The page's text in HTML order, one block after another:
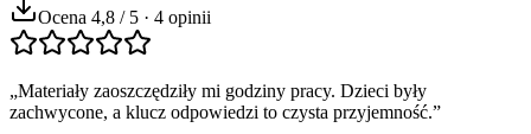
Ocena 4,8 / 5 · 4 opinii
„Materiały zaoszczędziły mi godziny pracy. Dzieci były
zachwycone, a klucz odpowiedzi to czysta przyjemność.”